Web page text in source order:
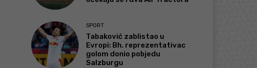
SPORT
Tabaković zablistao u
Evropi: Bh. reprezentativac
golom donio pobjedu
Salzburgu